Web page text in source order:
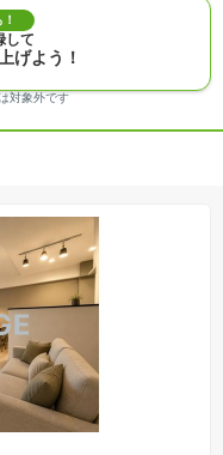
した情報です。
は多少異なることがあります。
画像の場合、今回販売の物件と異な
ます。
しない項目もあります。
ます。
は、土地購入者の設計プランの参考
る時、そのプラン例は特定の建築請
、同様のものが同価格で建てられる
りません。
請負契約が、一定期間内に成立する
請負契約成立に向けて設計プランを
議をするために必要な相当の期間の
実現できたかどうかにより結論を出
納得のいくプランが出来ず、建築請
地契約にかかった代金（土地代金、
す。
総額表示」で統一しています。
除いた建物価格」と「土地価格」の
して
げよう！
対象外です